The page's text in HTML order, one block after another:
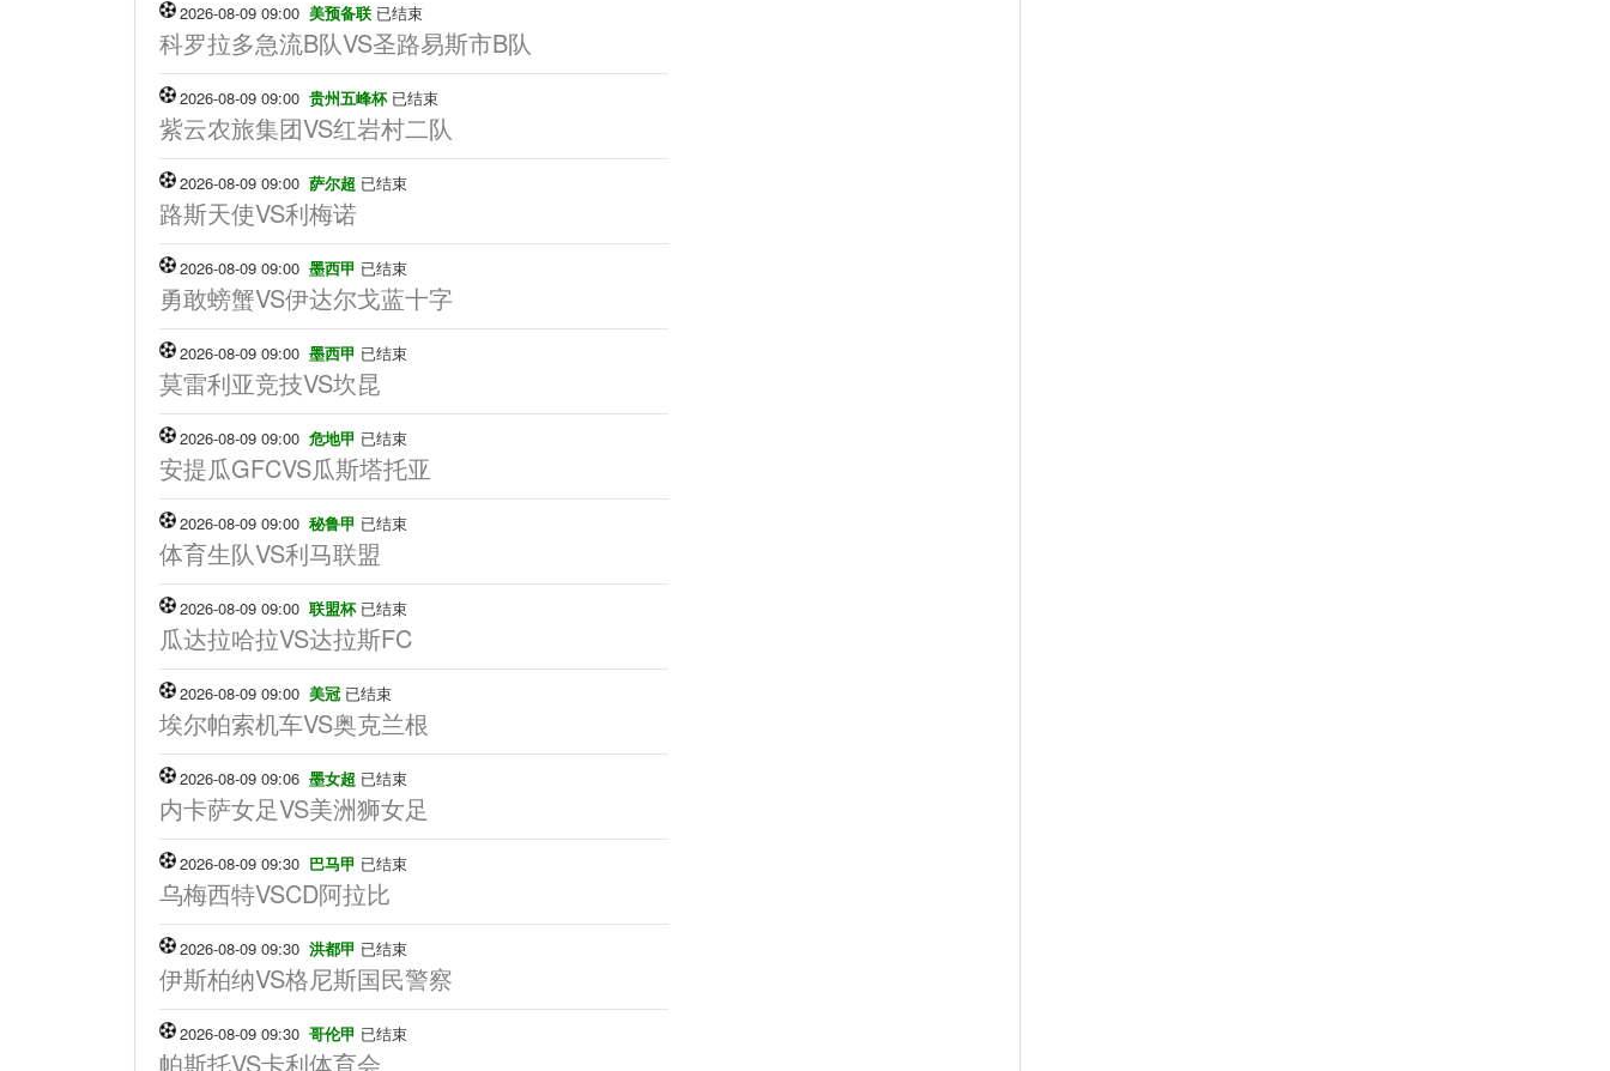
2026-08-09 09:00 美预备联 已结束
科罗拉多急流B队VS圣路易斯市B队
2026-08-09 09:00 贵州五峰杯已结束
紫云农旅集团VS红岩村二队
2026-08-09 09:00 萨尔超 已结束
路斯天使VS利梅诺
2026-08-09 09:00 墨西甲 已结束
勇敢螃蟹VS伊达尔戈蓝十字
2026-08-09 09:00 墨西甲 已结束
莫雷利亚竞技VS坎昆
2026-08-09 09:00 危地甲 已结束
安提瓜GFCVS瓜斯塔托亚
2026-08-09 09:00 秘鲁甲 已结束
体育生队VS利马联盟
2026-08-09 09:00 联盟杯已结束
瓜达拉哈拉VS达拉斯FC
2026-08-09 09:00 美冠 已结束
埃尔帕索机车VS奥克兰根
2026-08-09 09:06 墨女超 已结束
内卡萨女足VS美洲狮女足
2026-08-09 09:30 巴马甲 已结束
乌梅西特VSCD阿拉比
2026-08-09 09:30 洪都甲 已结束
伊斯柏纳VS格尼斯国民警察
2026-08-09 09:30 哥伦甲 已结束
帕斯托VS卡利体育会